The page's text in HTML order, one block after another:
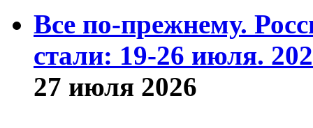
Все по-прежнему.
стали: 19-26 июля.
27 июля 2026